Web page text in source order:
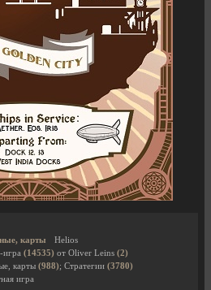
карты
Helios
(14535) от Oliver Leins (2)
карты (988); Стратегии (3780)
игра